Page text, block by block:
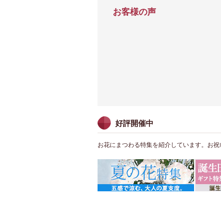
お客様の声
好評開催中
お花にまつわる特集を紹介しています。お